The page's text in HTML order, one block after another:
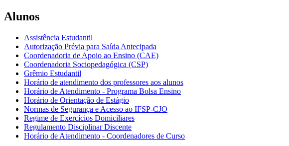
Alunos
Assistência Estudantil
Autorização Prévia para Saída Antecipada
Coordenadoria de Apoio ao Ensino (CAE)
Coordenadoria Sociopedagógica (CSP)
Grêmio Estudantil
Horário de atendimento dos professores aos alunos
Horário de Atendimento - Programa Bolsa Ensino
Horário de Orientação de Estágio
Normas de Segurança e Acesso ao IFSP-CJO
Regime de Exercícios Domiciliares
Regulamento Disciplinar Discente
Horário de Atendimento - Coordenadores de Curso